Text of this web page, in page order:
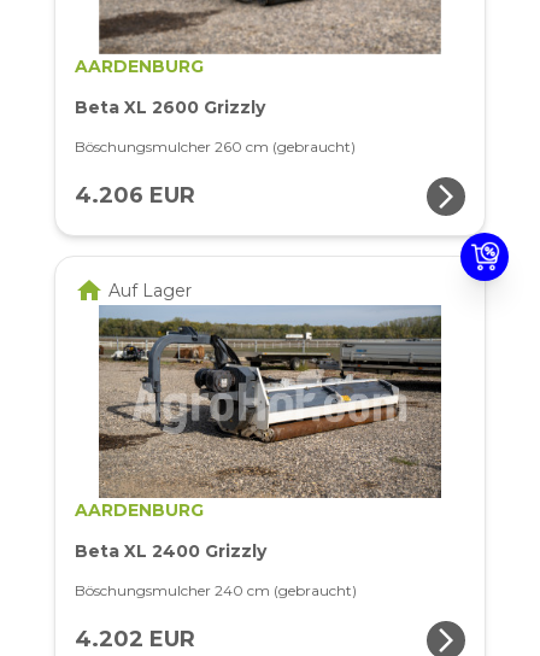
AARDENBURG
Beta XL 2600 Grizzly
Böschungsmulcher 260 cm (gebraucht)
4.206 EUR arrow_forward_ios
home Auf Lager
AARDENBURG
Beta XL 2400 Grizzly
Böschungsmulcher 240 cm (gebraucht)
4.202 EUR arrow_forward_ios